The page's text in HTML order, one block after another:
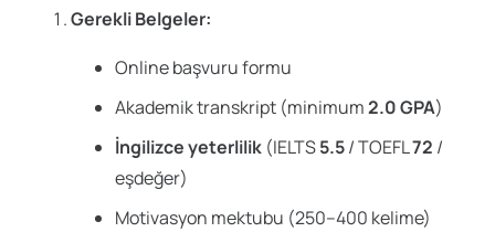
Gerekli Belgeler:
Online başvuru formu
Akademik transkript (minimum2.0 GPA)
İngilizce yeterlilik (IELTS5.5/ TOEFL72 /
eşdeğer)
Motivasyon mektubu (250–400 kelime)